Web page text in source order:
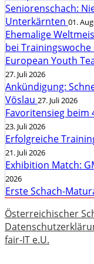
Seniorenschach:
Unterkärnten 01.
Ehemalige
bei
European Youth
27. Juli 2026
Ankündigung:
Vöslau 27. Juli 2026
Favoritensieg beim
23. Juli 2026
Erfolgreiche
21. Juli 2026
Exhibition Match:
2026
Erste Schach-
Österreichischer
fair-IT e.U.